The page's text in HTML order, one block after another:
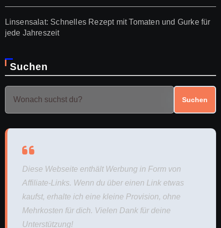
Linsensalat: Schnelles Rezept mit Tomaten und Gurke für
jede Jahreszeit
Suchen
Suchen
Diese Webseite enthält Werbung in Form von
Affiliate-Links. Wenn du über einen Link etwas
kaufst, erhalte ich eine kleine Provision, ohne
Mehrkosten für dich. Vielen Dank für deine
Unterstützung!